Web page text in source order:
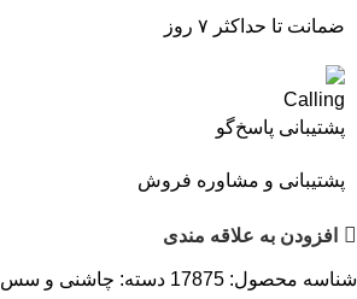
ضمانت تا حداکثر ۷ روز
پشتیبانی پاسخ‌گو
پشتیبانی و مشاوره فروش
افزودن به علاقه مندی
شناسه محصول: 17875 دسته: چاشنی و سس